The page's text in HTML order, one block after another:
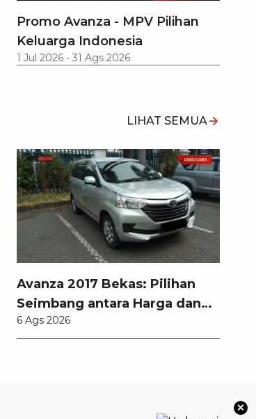
Promo Avanza - MPV Pilihan
Keluarga Indonesia
1 Jul 2026 - 31 Ags 2026
LIHAT SEMUA
Avanza 2017 Bekas: Pilihan
Seimbang antara Harga dan
Fitur Modern
6 Ags 2026
×